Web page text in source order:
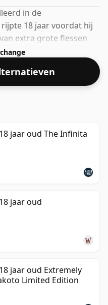
in de
18 jaar voordat hij
extra grote flessen
op 43%.
jaar oud The Infinita
jaar oud
jaar oud Extremely
Limited Edition